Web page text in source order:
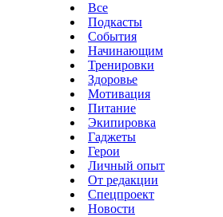
Все
Подкасты
События
Начинающим
Тренировки
Здоровье
Мотивация
Питание
Экипировка
Гаджеты
Герои
Личный опыт
От редакции
Спецпроект
Новости